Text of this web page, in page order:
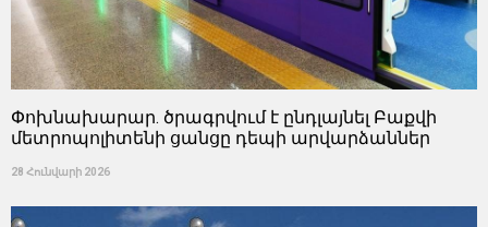
Փոխնախարար. ծրագրվում է ընդլայնել Բաքվի
մետրոպոլիտենի ցանցը դեպի արվարձաններ
28 Հունվարի 2026